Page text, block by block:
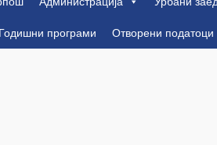
Годишни програми Отворени податоци